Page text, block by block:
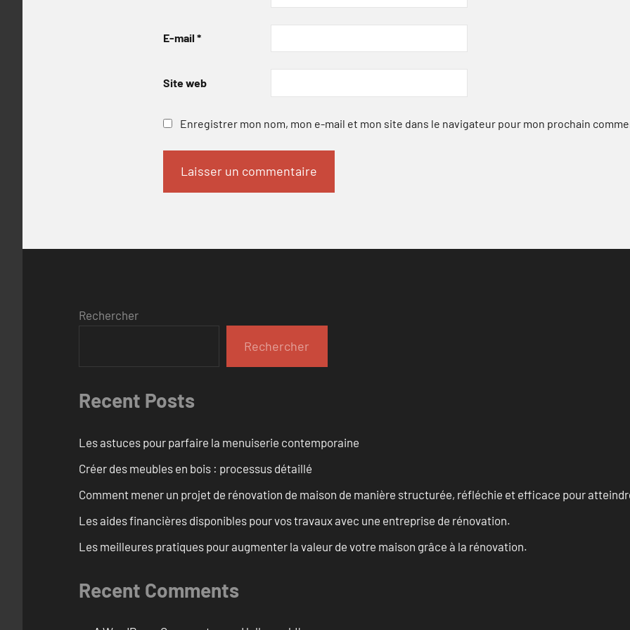
E-mail *
Site web
Enregistrer mon nom, mon e-mail et mon site dans le navigateur pour mon prochain
Rechercher
Rechercher
Recent Posts
Les astuces pour parfaire la menuiserie contemporaine
Créer des meubles en bois : processus détaillé
Comment mener un projet de rénovation de maison de manière structurée, réfléchie et efficace pour
Les aides financières disponibles pour vos travaux avec une entreprise de rénovation.
Les meilleures pratiques pour augmenter la valeur de votre maison grâce à la rénovation.
Recent Comments